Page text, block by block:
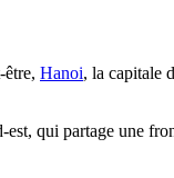
Hanoi, la capitale
est, qui partage une